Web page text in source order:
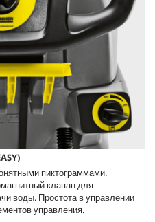
пиктограммами.
клапан для
воды. Простота в управлении
управления.